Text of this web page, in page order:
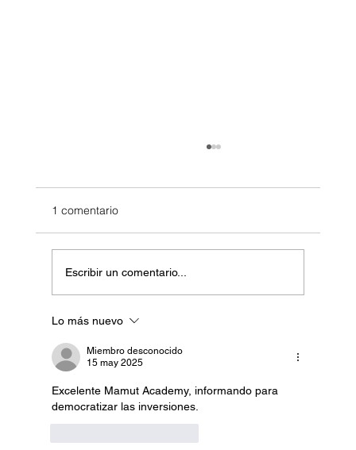
deudas de Semana Santa duran hasta
Navidad
1 comentario
Escribir un comentario...
Lo más nuevo
Miembro desconocido
15 may 2025
Excelente Mamut Academy, informando para
democratizar las inversiones.